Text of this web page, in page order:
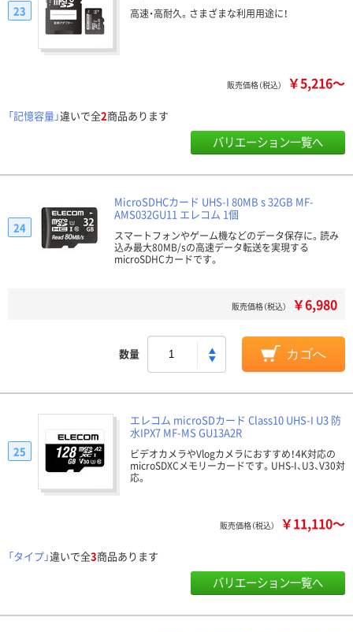
高速・高耐久。さまざまな利用用途に！
23
販売価格（税込） ￥5,216～
「記憶容量」違いで全2商品あります
バリエーション一覧へ
MicroSDHCカード UHS-I 80MB s 32GB MF-
AMS032GU11 エレコム 1個
スマートフォンやゲーム機などのデータ保存に。読み
込み最大80MB/sの高速データ転送を実現する
microSDHCカードです。
24
販売価格（税込） ￥6,980
数量 カゴへ
エレコム microSDカード Class10 UHS-I U3 防
水IPX7 MF-MS GU13A2R
ビデオカメラやVlogカメラにおすすめ！4K対応の
microSDXCメモリーカードです。UHS-I、U3、V30対
応。
25
販売価格（税込） ￥11,110～
「タイプ」違いで全3商品あります
バリエーション一覧へ